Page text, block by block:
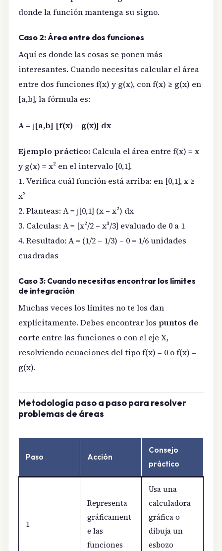
donde la función mantenga su signo.
Caso 2: Área entre dos funciones
Aquí es donde las cosas se ponen más
interesantes. Cuando necesitas calcular el área
entre dos funciones f(x) y g(x), con f(x) ≥ g(x) en
[a,b], la fórmula es:
A = ∫[a,b] [f(x) – g(x)] dx
Ejemplo práctico: Calcula el área entre f(x) = x
y g(x) = x² en el intervalo [0,1].
1. Verifica cuál función está arriba: en [0,1], x ≥
x²
2. Planteas: A = ∫[0,1] (x – x²) dx
3. Calculas: A = [x²/2 – x³/3] evaluado de 0 a 1
4. Resultado: A = (1/2 – 1/3) – 0 = 1/6 unidades
cuadradas
Caso 3: Cuando necesitas encontrar los límites
de integración
Muchas veces los límites no te los dan
explícitamente. Debes encontrar los puntos de
corte entre las funciones o con el eje X,
resolviendo ecuaciones del tipo f(x) = 0 o f(x) =
g(x).
Metodología paso a paso para resolver
problemas de áreas
Paso Acción
Consejo
práctico
1
Representa
gráficament
e las
funciones
Usa una
calculadora
gráfica o
dibuja un
esbozo